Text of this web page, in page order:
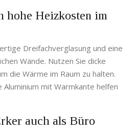
hohe Heizkosten im
Dreifachverglasung und eine
Wände. Nutzen Sie dicke
die Wärme im Raum zu halten.
mit Warmkante helfen
auch als Büro